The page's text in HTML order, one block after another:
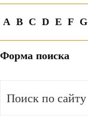
A B C D E F G
Форма поиска